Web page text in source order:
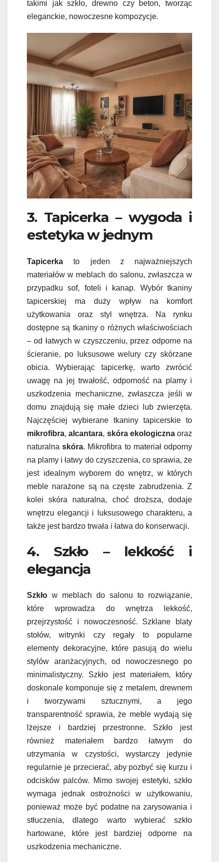
takimi jak szkło, drewno czy beton, tworząc
eleganckie, nowoczesne kompozycje.
3. Tapicerka – wygoda i
estetyka w jednym
Tapicerka to jeden z najważniejszych
materiałów w meblach do salonu, zwłaszcza w
przypadku sof, foteli i kanap. Wybór tkaniny
tapicerskiej ma duży wpływ na komfort
użytkowania oraz styl wnętrza. Na rynku
dostępne są tkaniny o różnych właściwościach
– od łatwych w czyszczeniu, przez odporne na
ścieranie, po luksusowe welury czy skórzane
obicia. Wybierając tapicerkę, warto zwrócić
uwagę na jej trwałość, odporność na plamy i
uszkodzenia mechaniczne, zwłaszcza jeśli w
domu znajdują się małe dzieci lub zwierzęta.
Najczęściej wybierane tkaniny tapicerskie to
mikrofibra,alcantara, skóra ekologicznaoraz
naturalnaskóra. Mikrofibra to materiał odporny
na plamy i łatwy do czyszczenia, co sprawia, że
jest idealnym wyborem do wnętrz, w których
meble narażone są na częste zabrudzenia. Z
kolei skóra naturalna, choć droższa, dodaje
wnętrzu elegancji i luksusowego charakteru, a
także jest bardzo trwała i łatwa do konserwacji.
4. Szkło – lekkość i
elegancja
Szkło w meblach do salonu to rozwiązanie,
które wprowadza do wnętrza lekkość,
przejrzystość i nowoczesność. Szklane blaty
stołów, witrynki czy regały to popularne
elementy dekoracyjne, które pasują do wielu
stylów aranżacyjnych, od nowoczesnego po
minimalistyczny. Szkło jest materiałem, który
doskonale komponuje się z metalem, drewnem
i tworzywami sztucznymi, a jego
transparentność sprawia, że meble wydają się
lżejsze i bardziej przestronne. Szkło jest
również materiałem bardzo łatwym do
utrzymania w czystości, wystarczy jedynie
regularnie je przecierać, aby pozbyć się kurzu i
odcisków palców. Mimo swojej estetyki, szkło
wymaga jednak ostrożności w użytkowaniu,
ponieważ może być podatne na zarysowania i
stłuczenia, dlatego warto wybierać szkło
hartowane, które jest bardziej odporne na
uszkodzenia mechaniczne.